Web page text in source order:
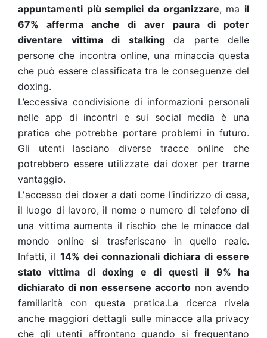
appuntamenti più semplici da organizzare, ma il
67% afferma anche di aver paura di poter
diventare vittima di stalking da parte delle
persone che incontra online, una minaccia questa
che può essere classificata tra le conseguenze del
doxing.
L’eccessiva condivisione di informazioni personali
nelle app di incontri e sui social media è una
pratica che potrebbe portare problemi in futuro.
Gli utenti lasciano diverse tracce online che
potrebbero essere utilizzate dai doxer per trarne
vantaggio.
L'accesso dei doxer a dati come l’indirizzo di casa,
il luogo di lavoro, il nome o numero di telefono di
una vittima aumenta il rischio che le minacce dal
mondo online si trasferiscano in quello reale.
Infatti, il 14% dei connazionali dichiara di essere
stato vittima di doxing e di questi il 9% ha
dichiarato di non essersene accorto non avendo
familiarità con questa pratica.La ricerca rivela
anche maggiori dettagli sulle minacce alla privacy
che gli utenti affrontano quando si frequentano